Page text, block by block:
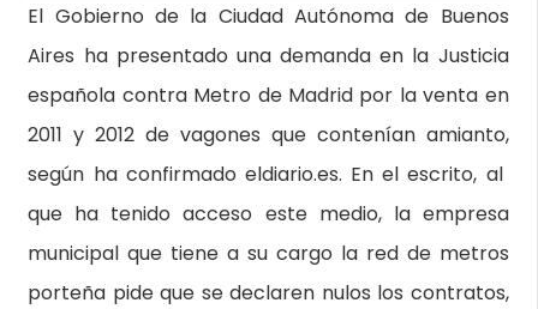
El Gobierno de la Ciudad Autónoma de Buenos
Aires ha presentado una demanda en la Justicia
española contra Metro de Madrid por la venta en
2011 y 2012 de vagones que contenían amianto,
según ha confirmado eldiario.es. En el escrito, al
que ha tenido acceso este medio, la empresa
municipal que tiene a su cargo la red de metros
porteña pide que se declaren nulos los contratos,